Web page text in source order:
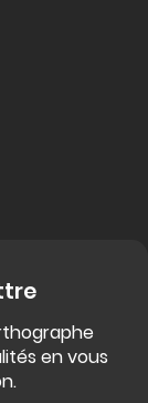
en vous